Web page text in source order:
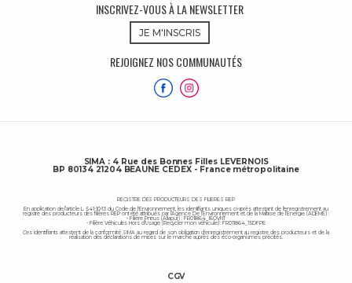
INSCRIVEZ-VOUS À LA NEWSLETTER
JE M'INSCRIS
REJOIGNEZ NOS COMMUNAUTÉS
SIMA : 4 Rue des Bonnes Filles LEVERNOIS
BP 80134 21204 BEAUNE CEDEX - France métropolitaine
REGISTRE DES PRODUCTEURS DES FILIERES REP
En application de l’article L. 541-10-13 du Code de l'Environnement, les identifiants uniques ci-après attestant de l'enregistrement au
registre des producteurs des filières REP ont été attribués par l’Agence De l’Environnement et de la Maîtrise de l’Energie (ADEME) :
- Filière Pneus (Aliapur) : FR011864_16OVNT
- Filière Véhicules Hors d’Usage (Recycler mon véhicule) : FR011864_15DFPE
Ces identifiants attestent de la conformité SIMA au regard de son obligation d'enregistrement au registre des producteurs et de la
réalisation des déclarations de mises sur le marché auprès des éco-organismes précités.
CGV